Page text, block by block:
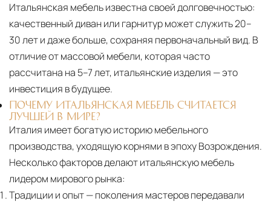
Итальянская мебель известна своей долговечностью:
качественный диван или гарнитур может служить 20–
30 лет и даже больше, сохраняя первоначальный вид. В
отличие от массовой мебели, которая часто
рассчитана на 5–7 лет, итальянские изделия — это
инвестиция в будущее.
ПОЧЕМУ ИТАЛЬЯНСКАЯ МЕБЕЛЬ СЧИТАЕТСЯ
ЛУЧШЕЙ В МИРЕ?
Италия имеет богатую историю мебельного
производства, уходящую корнями в эпоху Возрождения.
Несколько факторов делают итальянскую мебель
лидером мирового рынка:
Традиции и опыт— поколения мастеров передавали